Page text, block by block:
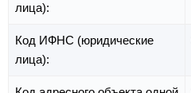
лица):
Код ИФНС (юридические
лица):